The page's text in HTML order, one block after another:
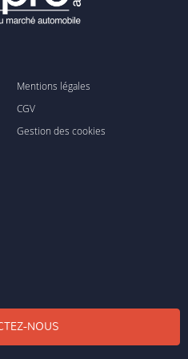
Mentions légales
CGV
Gestion des cookies
NOUS